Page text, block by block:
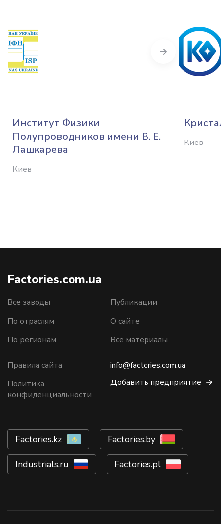
Институт Физики
Полупроводников имени В. Е.
Лашкарева
Киев
Киев
Next
Factories.com.ua
Все заводы
По отраслям
По регионам
Публикации
О сайте
Все материалы
Правила сайта
Политика
конфиденциальности
info@factories.com.ua
Добавить предприятие
Factories.kz Factories.by
Industrials.ru Factories.pl